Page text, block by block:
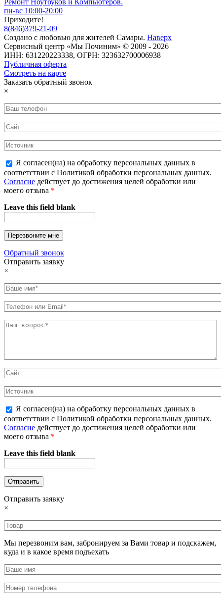
Ремонт Ноутбуков и Компьютеров.
пн-вс 10:00-20:00
Приходите!
8(846)379-21-09
Создано с любовью для жителей Самары. Наверх
Сервисный центр «Мы Починим» © 2009 - 2026
ИНН: 631220223338, ОГРН: 323632700006938
Публичная оферта
Смотреть на карте
Заказать обратный звонок
×
Я согласен(на) на обработку персональных данных в
соответствии с Политикой обработки персональных данных.
Согласие действует до достижения целей обработки или
моего отзыва *
Leave this field blank
Обратный звонок
Отправить заявку
×
Я согласен(на) на обработку персональных данных в
соответствии с Политикой обработки персональных данных.
Согласие действует до достижения целей обработки или
моего отзыва *
Leave this field blank
Отправить заявку
×
Мы перезвоним вам, забронируем за Вами товар и подскажем,
куда и в какое время подъехать